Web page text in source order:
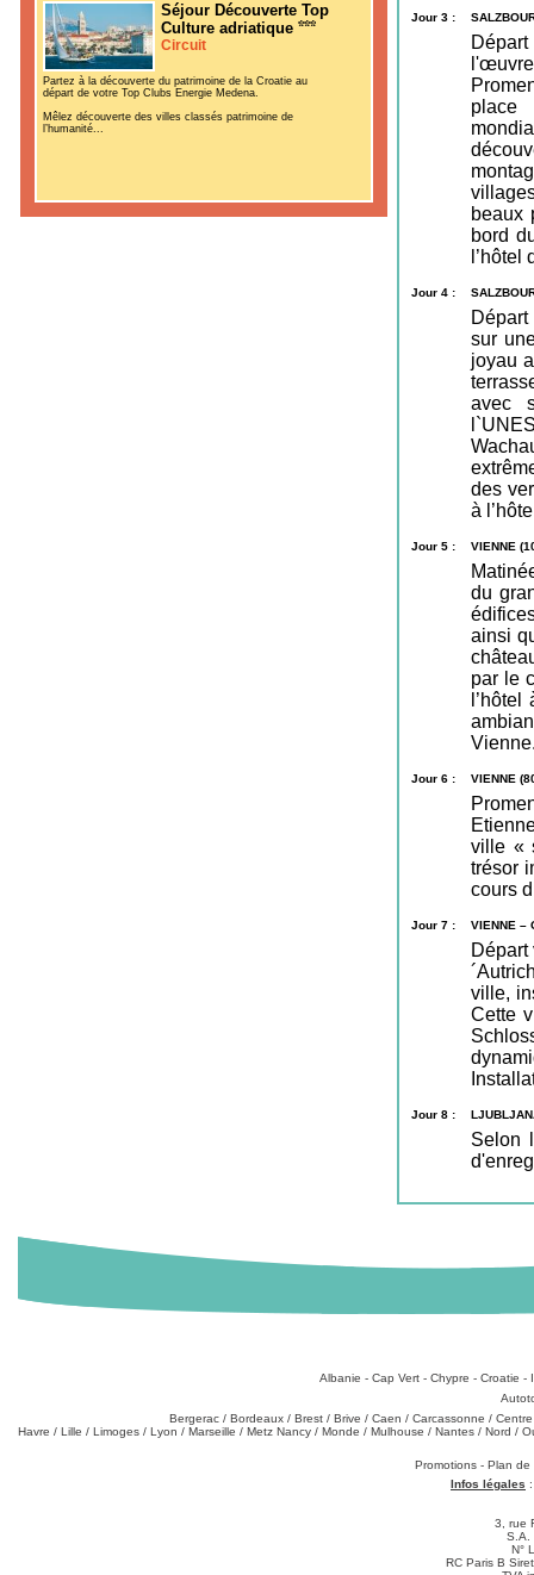
Séjour Découverte Top
Culture adriatique
Circuit
Partez à la découverte du patrimoine de la Croatie au
départ de votre Top Clubs Energie Medena.
Mêlez découverte des villes classés patrimoine de
l’humanité...
Jour 3 :
place
beaux
bord
Jour 4 :
sur
joyau
avec
des
à
Jour 5 : VIENNE
du
ainsi
par le
Jour 6 : VIENNE
ville «
trésor
cours
Jour 7 : VIENNE –
ville,
Cette
Jour 8 :
Selon
Albanie - Cap Vert- Chypre - Croatie -
Bergerac / Bordeaux / Brest / Brive / Caen / Carcassonne / Centre
Havre / Lille / Limoges / Lyon / Marseille / Metz Nancy / Monde / Mulhouse / Nantes / Nord /
Promotions - Plan
Infos légales
3, rue
S.A.
N°
RC Paris B